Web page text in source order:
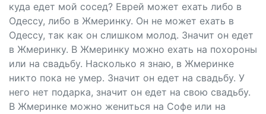
куда едет мой сосед? Еврей может ехать либо в
Одессу, либо в Жмеринку. Он не может ехать в
Одессу, так как он слишком молод. Значит он едет
в Жмеринку. В Жмеринку можно ехать на похороны
или на свадьбу. Насколько я знаю, в Жмеринке
никто пока не умер. Значит он едет на свадьбу. У
него нет подарка, значит он едет на свою свадьбу.
В Жмеринке можно жениться на Софе или на